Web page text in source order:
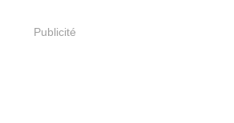
Publicité